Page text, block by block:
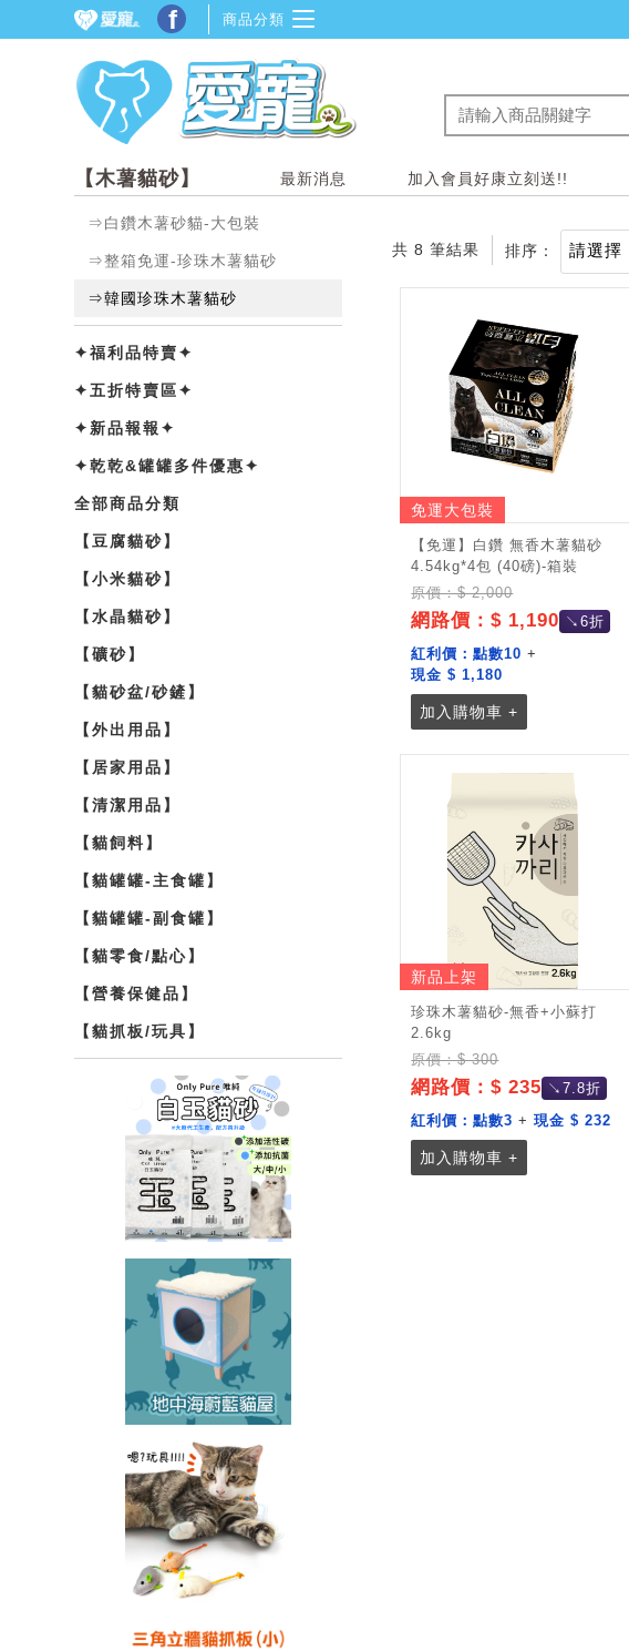
f 商品分類
【木薯貓砂】 最新消息 加入會員好康立刻送!!
⇒白鑽木薯砂貓-大包裝
⇒整箱免運-珍珠木薯貓砂
⇒韓國珍珠木薯貓砂
✦福利品特賣✦
✦五折特賣區✦
✦新品報報✦
✦乾乾&罐罐多件優惠✦
全部商品分類
【豆腐貓砂】
【小米貓砂】
【水晶貓砂】
【礦砂】
【貓砂盆/砂鏟】
【外出用品】
【居家用品】
【清潔用品】
【貓飼料】
【貓罐罐-主食罐】
【貓罐罐-副食罐】
【貓零食/點心】
【營養保健品】
【貓抓板/玩具】
共 8 筆結果 排序：
免運大包裝
【免運】白鑽 無香木薯貓砂
4.54kg*4包 (40磅)-箱裝
原價：$ 2,000
網路價：$ 1,190 ↘6折
紅利價：點數10 +
現金 $ 1,180
加入購物車 +
新品上架
珍珠木薯貓砂-無香+小蘇打
2.6kg
原價：$ 300
網路價：$ 235 ↘7.8折
紅利價：點數3 +現金 $ 232
加入購物車 +